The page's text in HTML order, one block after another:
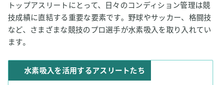
トップアスリートにとって、日々のコンディション管理は競
技成績に直結する重要な要素です。野球やサッカー、格闘技
など、さまざまな競技のプロ選手が水素吸入を取り入れてい
ます。
水素吸入を活用するアスリートたち